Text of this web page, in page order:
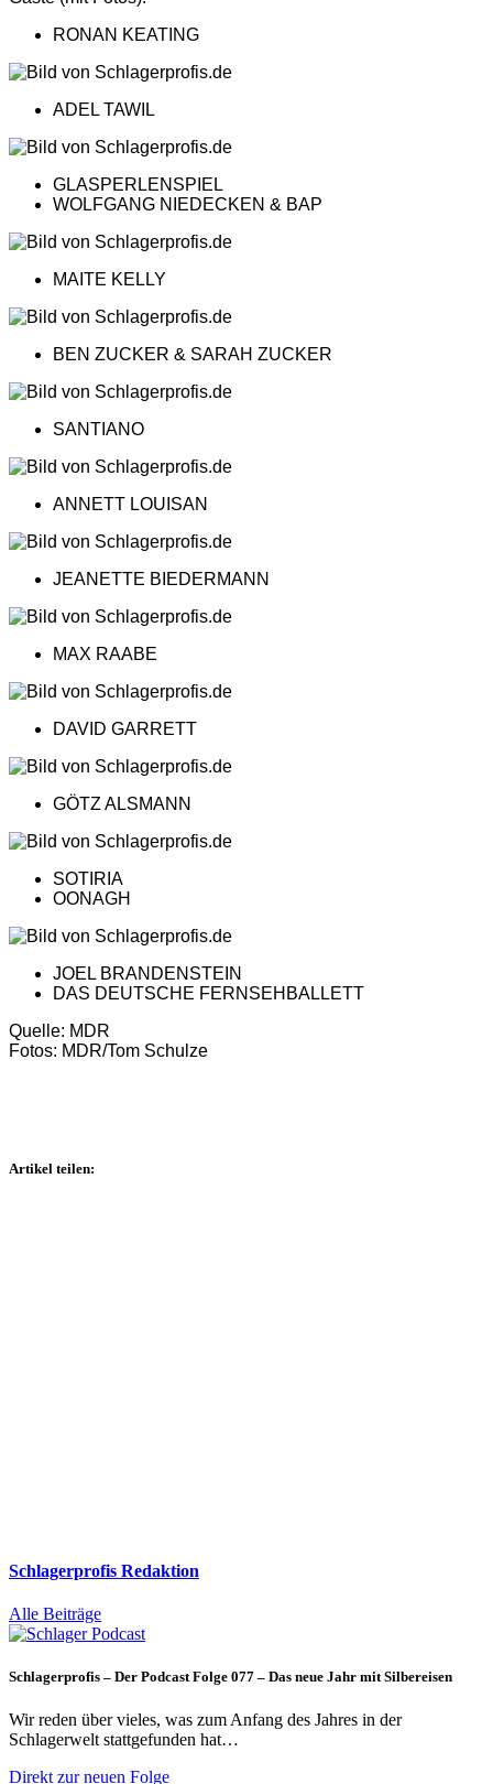
RONAN KEATING
ADEL TAWIL
GLASPERLENSPIEL
WOLFGANG NIEDECKEN & BAP
MAITE KELLY
BEN ZUCKER & SARAH ZUCKER
SANTIANO
ANNETT LOUISAN
JEANETTE BIEDERMANN
MAX RAABE
DAVID GARRETT
GÖTZ ALSMANN
SOTIRIA
OONAGH
JOEL BRANDENSTEIN
DAS DEUTSCHE FERNSEHBALLETT
Quelle: MDR
Fotos: MDR/Tom Schulze
Artikel teilen:
Schlagerprofis Redaktion
Alle Beiträge
Schlagerprofis – Der Podcast Folge 077 – Das neue Jahr mit Silbereisen
Wir reden über vieles, was zum Anfang des Jahres in der
Schlagerwelt stattgefunden hat…
Direkt zur neuen Folge